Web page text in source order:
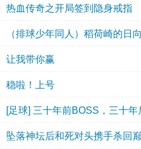
热血传奇之开局签到隐身戒指
（排球少年同人）稻荷崎的日
让我带你赢
稳啦！上号
[足球] 三十年前BOSS，三十年
坠落神坛后和死对头携手杀回